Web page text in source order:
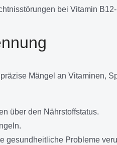
bei Vitamin
Mängel an Vitaminen,
über den Nährstoffstatus.
gesundheitliche Probleme